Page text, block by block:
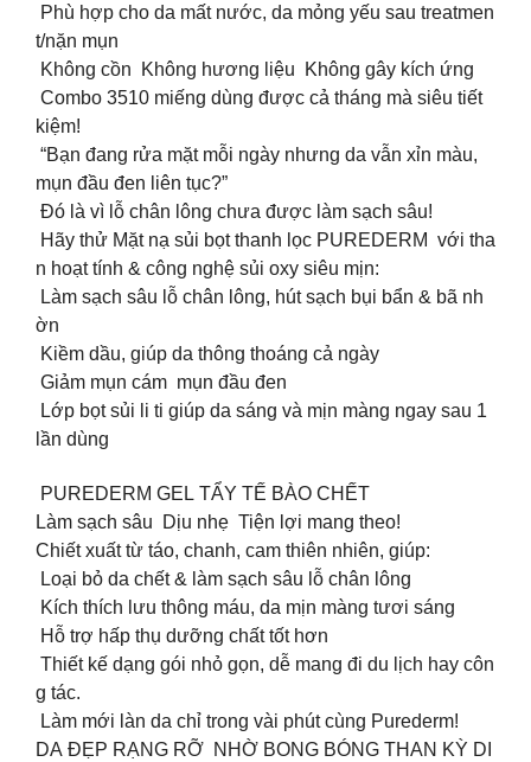
Phù hợp cho da mất nước, da mỏng yếu sau treatmen
t/nặn mụn
Không cồn Không hương liệu Không gây kích ứng
Combo 3510 miếng dùng được cả tháng mà siêu tiết
kiệm!
“Bạn đang rửa mặt mỗi ngày nhưng da vẫn xỉn màu,
mụn đầu đen liên tục?”
Đó là vì lỗ chân lông chưa được làm sạch sâu!
Hãy thử Mặt nạ sủi bọt thanh lọc PUREDERM với tha
n hoạt tính & công nghệ sủi oxy siêu mịn:
️ Làm sạch sâu lỗ chân lông, hút sạch bụi bẩn & bã nh
ờn
️ Kiềm dầu, giúp da thông thoáng cả ngày
️ Giảm mụn cám mụn đầu đen
️ Lớp bọt sủi li ti giúp da sáng và mịn màng ngay sau 1
lần dùng
PUREDERM GEL TẨY TẾ BÀO CHẾT
Làm sạch sâu Dịu nhẹ Tiện lợi mang theo!
Chiết xuất từ táo, chanh, cam thiên nhiên, giúp:
Loại bỏ da chết & làm sạch sâu lỗ chân lông
Kích thích lưu thông máu, da mịn màng tươi sáng
Hỗ trợ hấp thụ dưỡng chất tốt hơn
Thiết kế dạng gói nhỏ gọn, dễ mang đi du lịch hay côn
g tác.
Làm mới làn da chỉ trong vài phút cùng Purederm!
DA ĐẸP RẠNG RỠ NHỜ BONG BÓNG THAN KỲ DI